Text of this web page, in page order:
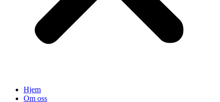
Hjem
Om oss